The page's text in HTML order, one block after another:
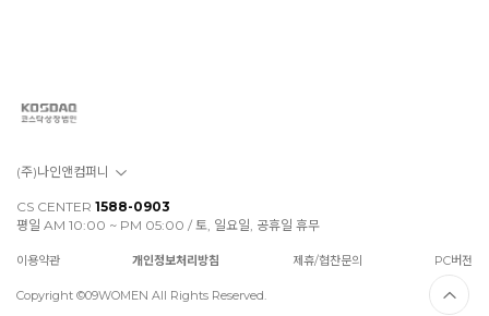
(주)나인앤컴퍼니
CS CENTER 1588-0903
평일 AM 10:00 ~ PM 05:00 / 토, 일요일, 공휴일 휴무
이용약관 개인정보처리방침 제휴/협찬문의 PC버전
Copyright ©09WOMEN All Rights Reserved.